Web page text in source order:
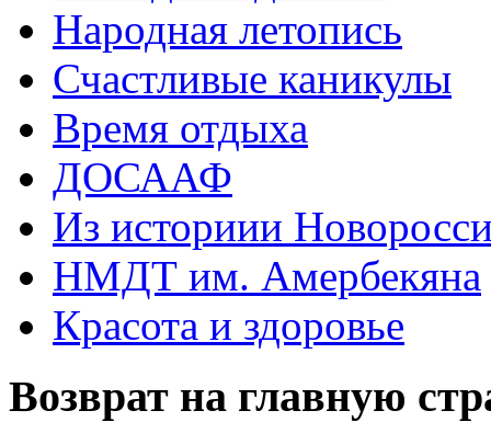
Народная летопись
Счастливые каникулы
Время отдыха
ДОСААФ
Из историии
НМДТ им. Амербекяна
Красота и здоровье
Возврат на главную